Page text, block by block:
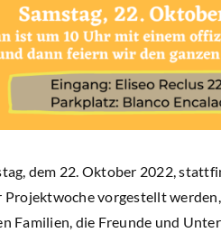
dem 22. Oktober 2022,
vorgestellt
Familien, die Freunde und